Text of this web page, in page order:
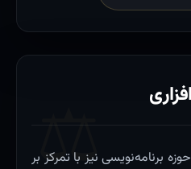
برنامه‌نویسی نیز با تمرکز بر